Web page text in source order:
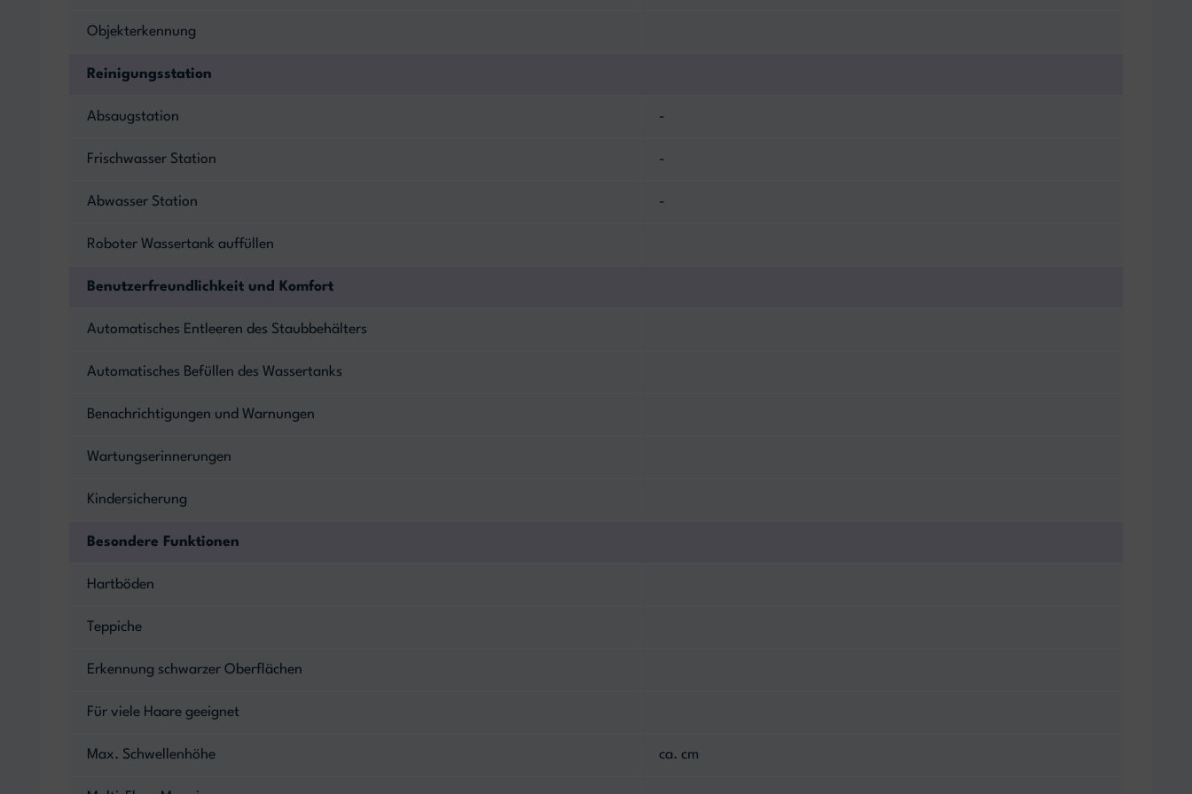
Objekterkennung
Reinigungsstation
Absaugstation -
Frischwasser Station -
Abwasser Station -
Roboter Wassertank auffüllen
Benutzerfreundlichkeit und Komfort
Automatisches Entleeren des Staubbehälters
Automatisches Befüllen des Wassertanks
Benachrichtigungen und Warnungen
Wartungserinnerungen
Kindersicherung
Besondere Funktionen
Hartböden
Teppiche
Erkennung schwarzer Oberflächen
Für viele Haare geeignet
Max. Schwellenhöhe ca. cm